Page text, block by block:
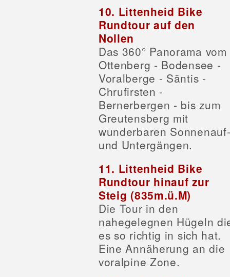
10. Littenheid Bike
Rundtour auf den
Nollen
Das 360° Panorama vom
Ottenberg - Bodensee -
Voralberge - Säntis -
Chrufirsten -
Bernerbergen - bis zum
Greutensberg mit
wunderbaren
und Untergängen.
11. Littenheid Bike
Rundtour hinauf zur
Steig (835m.ü.M)
Die Tour in den
nahegelegnen Hügeln
es so richtig in sich hat.
Eine Annäherung an die
voralpine Zone.